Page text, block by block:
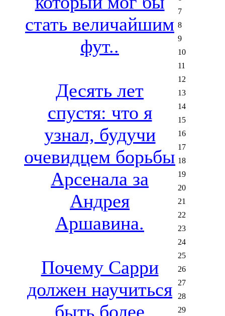
стать величайшим
фут..
Десять лет
спустя: что я
узнал, будучи
очевидцем борьбы
Арсенала за
Андрея
Аршавина.
Почему Сарри
должен научиться
быть более
7
8
9
10
11
12
13
14
15
16
17
18
19
20
21
22
23
24
25
26
27
28
29